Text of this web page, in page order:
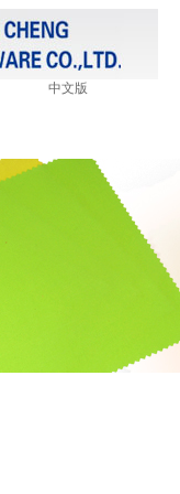
中文版